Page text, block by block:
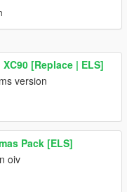
[Replace | ELS]
version
Pack [ELS]
oiv